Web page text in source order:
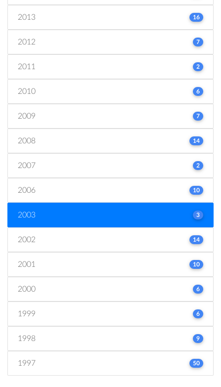
2013 16
2012 7
2011 2
2010 6
2009 7
2008 14
2007 2
2006 10
2003 3
2002 14
2001 10
2000 6
1999 6
1998 9
1997 50